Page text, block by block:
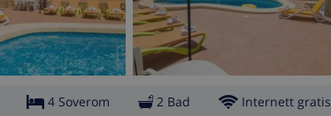
4 Soverom 2 Bad Internett gratis